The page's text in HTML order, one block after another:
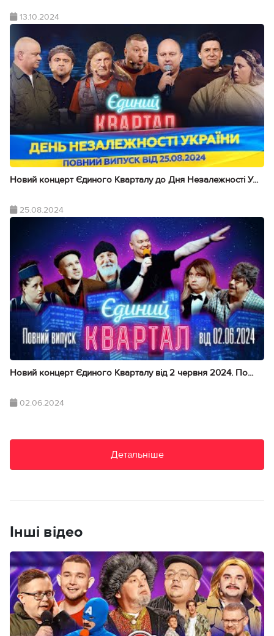
13.10.2024
Новий концерт Єдиного Кварталу до Дня Незалежності У...
25.08.2024
Новий концерт Єдиного Кварталу від 2 червня 2024. По...
02.06.2024
Детальніше
Інші відео